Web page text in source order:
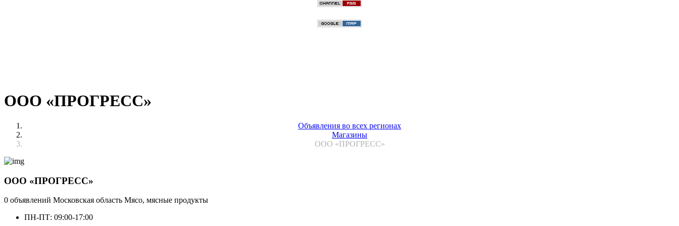
ООО «ПРОГРЕСС»
Объявления во всех регионах
Магазины
ООО «ПРОГРЕСС»
ООО «ПРОГРЕСС»
0 объявлений Московская область Мясо, мясные продукты
ПН-ПТ: 09:00-17:00